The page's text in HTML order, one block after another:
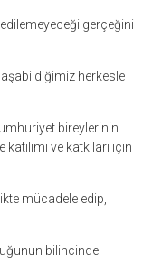
gerçeğini
herkesle
bireylerinin
ve katkıları için
mücadele edip,
bilincinde